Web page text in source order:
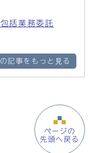
括業務委託
記事をもっと見る
ページの
先頭へ戻る